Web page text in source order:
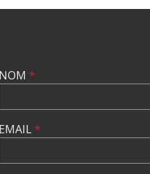
NOM *
EMAIL*